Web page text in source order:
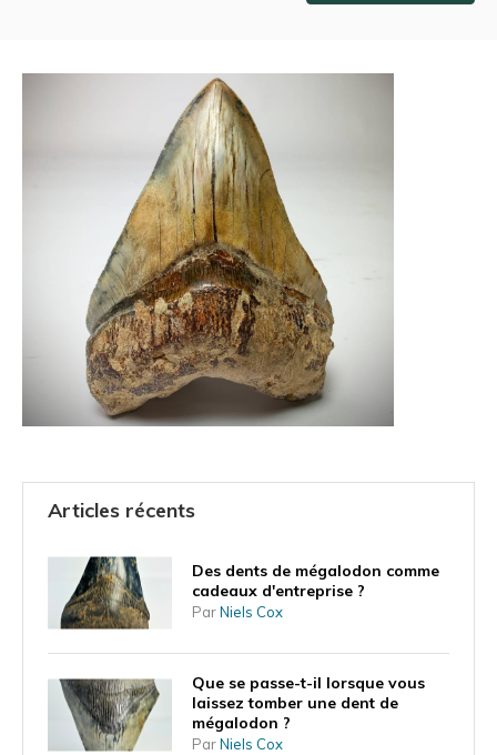
Articles récents
Des dents de mégalodon comme
cadeaux d'entreprise ?
ParNiels Cox
Que se passe-t-il lorsque vous
laissez tomber une dent de
mégalodon ?
ParNiels Cox